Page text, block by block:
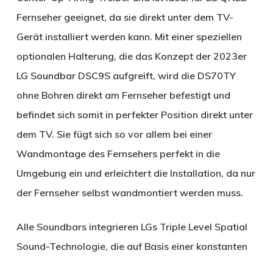
Fernseher geeignet, da sie direkt unter dem TV-
Gerät installiert werden kann. Mit einer speziellen
optionalen Halterung, die das Konzept der 2023er
LG Soundbar DSC9S aufgreift, wird die DS70TY
ohne Bohren direkt am Fernseher befestigt und
befindet sich somit in perfekter Position direkt unter
dem TV. Sie fügt sich so vor allem bei einer
Wandmontage des Fernsehers perfekt in die
Umgebung ein und erleichtert die Installation, da nur
der Fernseher selbst wandmontiert werden muss.
Alle Soundbars integrieren LGs Triple Level Spatial
Sound-Technologie, die auf Basis einer konstanten